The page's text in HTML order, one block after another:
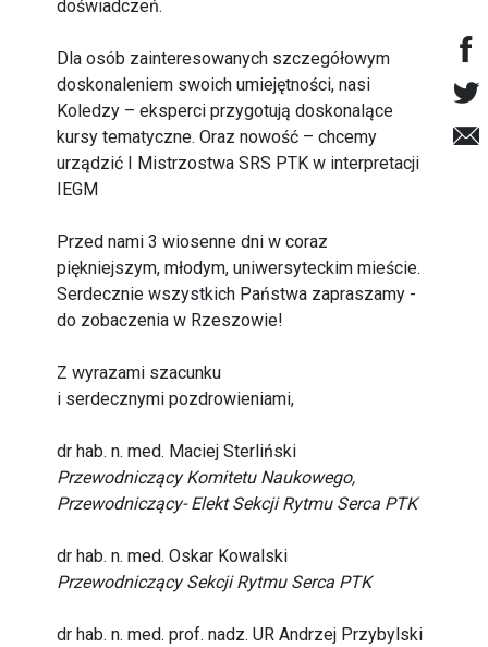
doświadczeń.
Dla osób zainteresowanych szczegółowym
doskonaleniem swoich umiejętności, nasi
Koledzy – eksperci przygotują doskonalące
kursy tematyczne. Oraz nowość – chcemy
urządzić I Mistrzostwa SRS PTK w interpretacji
IEGM
Przed nami 3 wiosenne dni w coraz
piękniejszym, młodym, uniwersyteckim mieście.
Serdecznie wszystkich Państwa zapraszamy -
do zobaczenia w Rzeszowie!
Z wyrazami szacunku
i serdecznymi pozdrowieniami,
dr hab. n. med. Maciej Sterliński
Przewodniczący Komitetu Naukowego,
Przewodniczący- Elekt Sekcji Rytmu Serca PTK
dr hab. n. med. Oskar Kowalski
Przewodniczący Sekcji Rytmu Serca PTK
dr hab. n. med. prof. nadz. UR Andrzej Przybylski